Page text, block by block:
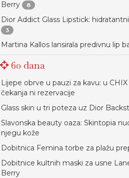
Berry
8
Dior Addict Glass Lipstick:
3
Martina Kallos lansirala predivnu lip
60 dana
Lijepe obrve u pauzi za kavu: u
čekanja ni rezervacije
Glass skin u tri poteza uz Dior
Slavonska beauty oaza: Skintopia
njegu kože
Dobitnica Femina torbe za plažu
Dobitnice kultnih maski za usne
Berry